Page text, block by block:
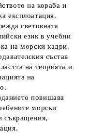
на кораба и
експлоатация.
световната
език в учебни
на морски кадри.
състав
на теорията и
на
повишава
морски
съкращения,